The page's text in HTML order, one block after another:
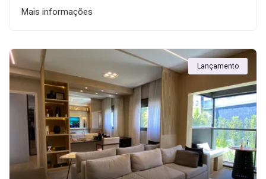
Mais informações
Lançamento